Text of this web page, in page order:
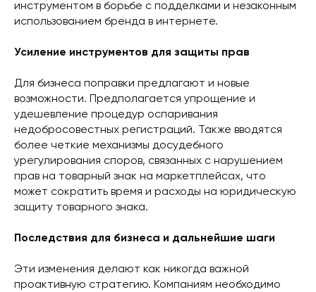
инструментом в борьбе с подделками и незаконным
использованием бренда в интернете.
Усиление инструментов для защиты прав
Для бизнеса поправки предлагают и новые
возможности. Предполагается упрощение и
удешевление процедур оспаривания
недобросовестных регистраций. Также вводятся
более четкие механизмы досудебного
урегулирования споров, связанных с нарушением
прав на товарный знак на маркетплейсах, что
может сократить время и расходы на юридическую
защиту товарного знака.
Последствия для бизнеса и дальнейшие шаги
Эти изменения делают как никогда важной
проактивную стратегию. Компаниям необходимо